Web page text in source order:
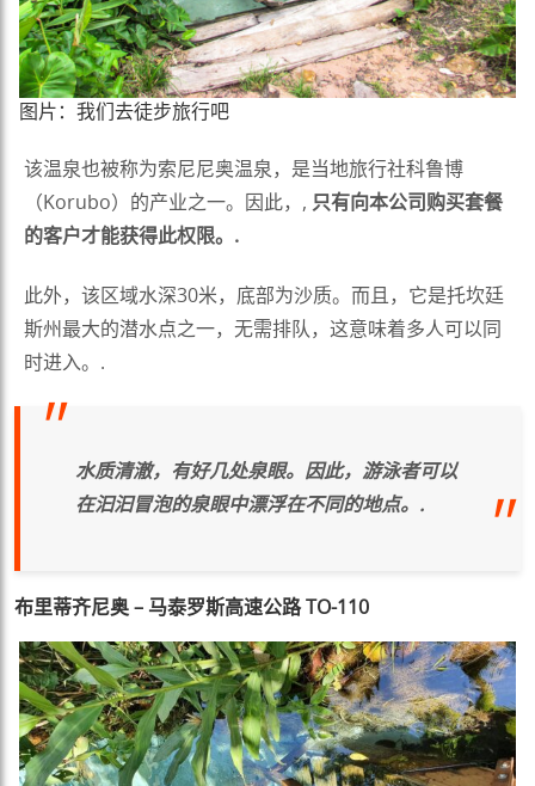
图片：我们去徒步旅行吧
该温泉也被称为索尼尼奥温泉，是当地旅行社科鲁博
（Korubo）的产业之一。因此，, 只有向本公司购买套餐
的客户才能获得此权限。.
此外，该区域水深30米，底部为沙质。而且，它是托坎廷
斯州最大的潜水点之一，无需排队，这意味着多人可以同
时进入。.
水质清澈，有好几处泉眼。因此，游泳者可以
在汩汩冒泡的泉眼中漂浮在不同的地点。.
布里蒂齐尼奥 – 马泰罗斯高速公路 TO-110